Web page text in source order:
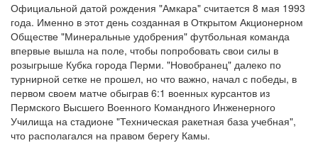
Официальной датой рождения "Амкара" считается 8 мая 1993
года. Именно в этот день созданная в Открытом Акционерном
Обществе "Минеральные удобрения" футбольная команда
впервые вышла на поле, чтобы попробовать свои силы в
розыгрыше Кубка города Перми. "Новобранец" далеко по
турнирной сетке не прошел, но что важно, начал с победы, в
первом своем матче обыграв 6:1 военных курсантов из
Пермского Высшего Военного Командного Инженерного
Училища на стадионе "Техническая ракетная база учебная",
что располагался на правом берегу Камы.